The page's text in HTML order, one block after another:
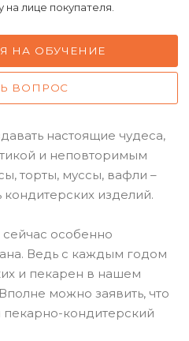
лице покупателя.
НА ОБУЧЕНИЕ
ВОПРОС
настоящие чудеса,
и неповторимым
торты, муссы, вафли –
изделий.
особенно
Ведь с каждым годом
и пекарен в нашем
можно заявить, что
кондитерский